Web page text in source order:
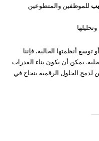
للموظفين والمتطوعين
أنظمتها الحالية، فإننا
يمكن أن يكون بناء القدرات
الحلول الرقمية بنجاح في